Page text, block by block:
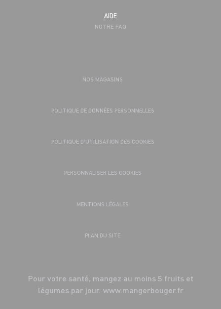
AIDE
NOTRE FAQ
NOS MAGASINS
POLITIQUE DE DONNÉES PERSONNELLES
POLITIQUE D’UTILISATION DES COOKIES
PERSONNALISER LES COOKIES
MENTIONS LÉGALES
PLAN DU SITE
Pour votre santé, mangez au moins 5 fruits et
légumes par jour. www.mangerbouger.fr